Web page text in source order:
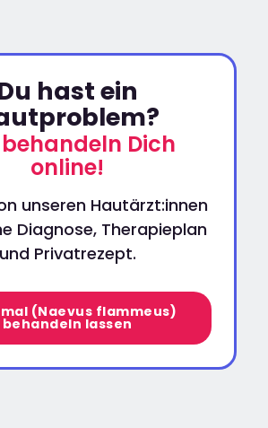
hast ein
Dich
online!
unseren Hautärzt:innen
Diagnose, Therapieplan
und Privatrezept.
(Naevus flammeus)
behandeln lassen